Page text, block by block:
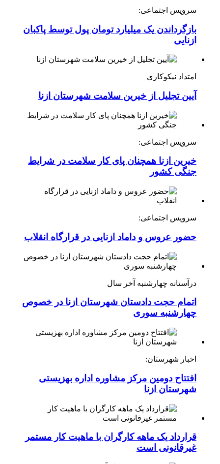
سرویس اجتماعی:
بازگرداندن یک میلیارد تومان پول توسط پاکبان
ازنایی
امتداد نیکوکاری
آیین تجلیل از خیرین سلامت شهرستان ازنا
سرویس اجتماعی:
خیرین ازنا همچنان پای کار سلامت در شرایط
جنگی کشور
سرویس اجتماعی:
حضور عروس و داماد ازنایی در قرارگاه انقلاب
درآستانه چهارشنبه آخر سال
اتمام حجت دادستان شهرستان ازنا در خصوص
چهارشنبه ‌سوری
اخبار شهرستان:
افتتاح دومین مرکز مشاوره اداره بهزیستی
شهرستان ازنا
قرارداد یک ماهه کارگران با ماهیت کار مستمر
غیرقانونی است